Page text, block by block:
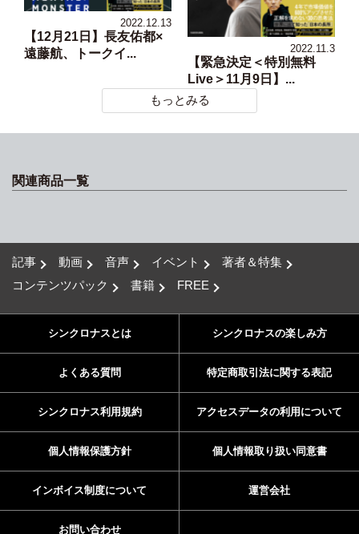
2022.12.13
【12月21日】長友佑都×
遠藤航、トークイ...
2022.11.3
【緊急決定＜特別無料
Live＞11月9日】...
もっとみる
関連商品一覧
記事 動画 音声 イベント
著者＆特集
コンテンツパック
書籍 FREE
シンクロナスとは シンクロナスの楽しみ方
よくある質問 特定商取引法に関する表記
シンクロナス利用規約 アクセスデータの利用について
個人情報保護方針 個人情報取り扱い同意書
インボイス制度について 運営会社
お問い合わせ